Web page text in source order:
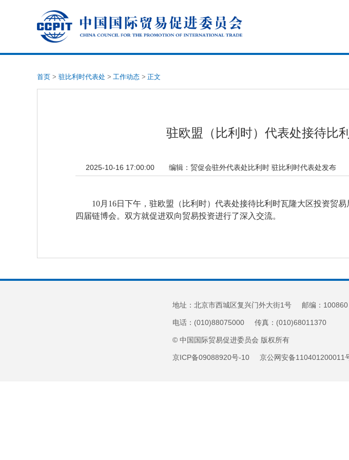
首页 > 驻比利时代表处 > 工作动态 > 正文
驻欧盟（比利时）代表处接待比
2025-10-16 17:00:00 编辑： 贸促会驻外代表处比利时 驻比利时代表处发布
10月16日下午，驻欧盟（比利时）代表处接待比利时瓦隆大区投资贸
四届链博会。双方就促进双向贸易投资进行了深入交流。
地址：北京市西城区复兴门外大街1号 邮编：100860
电话：(010)88075000 传真：(010)68011370
© 中国国际贸易促进委员会 版权所有
京ICP备09088920号-10 京公网安备110401200011